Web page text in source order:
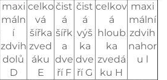
maxi
máln
í
zdvih
dolů
D
celko
vá
šířka
zved
áku
E
čist
á
šířk
a
dve
ří F
čist
á
výš
ka
dve
ří G
celkov
á
hloub
ka
zvedá
ku H
maxi
mální
zdvih
nahor
u l